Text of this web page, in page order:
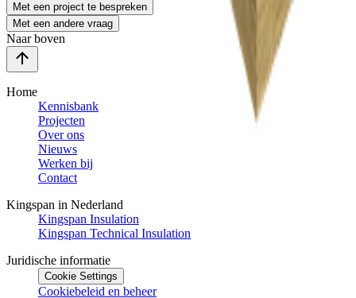
Met een project te bespreken
Met een andere vraag
Naar boven
Home
Kennisbank
Projecten
Over ons
Nieuws
Werken bij
Contact
Kingspan in Nederland
Kingspan Insulation
Kingspan Technical Insulation
Juridische informatie
Cookie Settings
Cookiebeleid en beheer